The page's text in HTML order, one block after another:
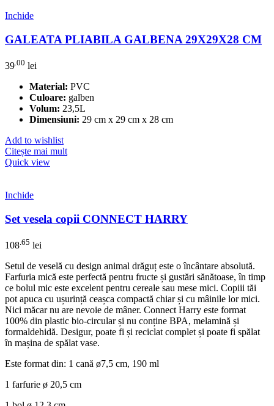
Inchide
GALEATA PLIABILA GALBENA 29X29X28 CM
39 .00 lei
Material: PVC
Culoare: galben
Volum: 23,5L
Dimensiuni: 29 cm x 29 cm x 28 cm
Add to wishlist
Citește mai mult
Quick view
Inchide
Set vesela copii CONNECT HARRY
108 .65 lei
Setul de veselă cu design animal drăguț este o încântare absolută.
Farfuria mică este perfectă pentru fructe și gustări sănătoase, în timp
ce bolul mic este excelent pentru cereale sau mese mici. Copiii tăi
pot apuca cu ușurință ceașca compactă chiar și cu mâinile lor mici.
Nici măcar nu are nevoie de mâner. Connect Harry este format
100% din plastic bio-circular și nu conține BPA, melamină și
formaldehidă. Desigur, poate fi și reciclat complet și poate fi spălat
în mașina de spălat vase.
Este format din: 1 cană ø7,5 cm, 190 ml
1 farfurie ø 20,5 cm